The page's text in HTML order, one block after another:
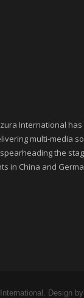
International
multi-media
the
in China and
Design